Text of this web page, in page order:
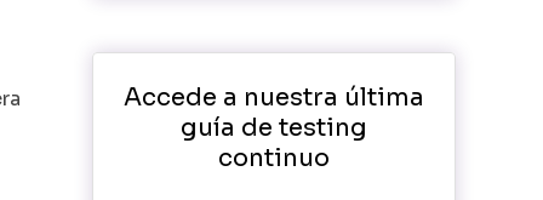
Accede a nuestra última
guía de testing
continuo